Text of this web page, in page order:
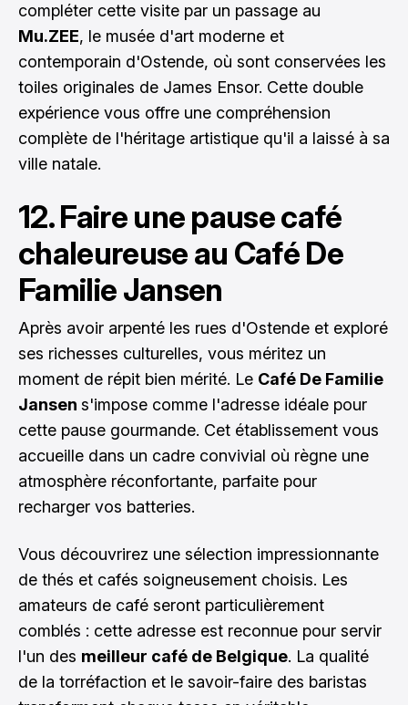
compléter cette visite par un passage au
Mu.ZEE, le musée d'art moderne et
contemporain d'Ostende, où sont conservées les
toiles originales de James Ensor. Cette double
expérience vous offre une compréhension
complète de l'héritage artistique qu'il a laissé à sa
ville natale.
12. Faire une pause café
chaleureuse au Café De
Familie Jansen
Après avoir arpenté les rues d'Ostende et exploré
ses richesses culturelles, vous méritez un
moment de répit bien mérité. Le Café De Familie
Jansen s'impose comme l'adresse idéale pour
cette pause gourmande. Cet établissement vous
accueille dans un cadre convivial où règne une
atmosphère réconfortante, parfaite pour
recharger vos batteries.
Vous découvrirez une sélection impressionnante
de thés et cafés soigneusement choisis. Les
amateurs de café seront particulièrement
comblés : cette adresse est reconnue pour servir
l'un des meilleur café de Belgique. La qualité
de la torréfaction et le savoir-faire des baristas